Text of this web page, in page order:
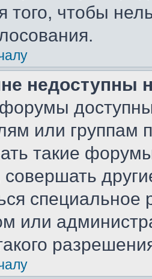
того, чтобы
недоступны
или группам
такие
или